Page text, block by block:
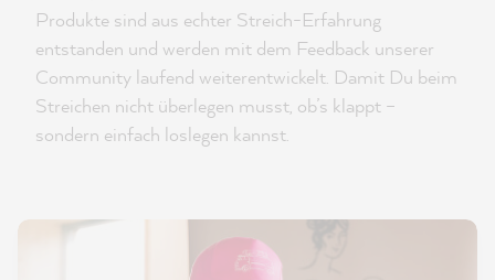
Produkte sind aus echter Streich-Erfahrung
entstanden und werden mit dem Feedback unserer
Community laufend weiterentwickelt. Damit Du beim
Streichen nicht überlegen musst, ob’s klappt –
sondern einfach loslegen kannst.